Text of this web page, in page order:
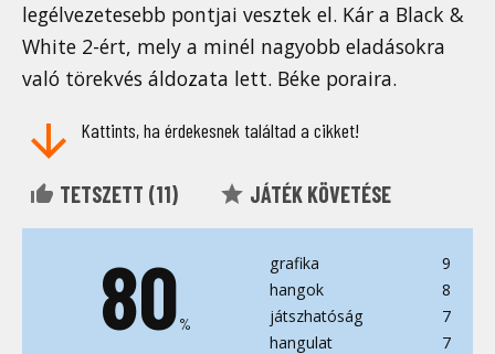
legélvezetesebb pontjai vesztek el. Kár a Black &
White 2-ért, mely a minél nagyobb eladásokra
való törekvés áldozata lett. Béke poraira.
Kattints, ha érdekesnek találtad a cikket!
TETSZETT (11) JÁTÉK KÖVETÉSE
80%
grafika
9
hangok
8
játszhatóság
7
hangulat
7